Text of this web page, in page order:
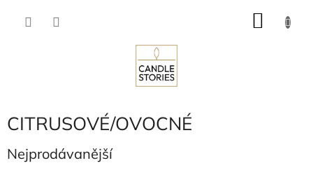
CITRUSOVÉ/OVOCNÉ
Nejprodávanější